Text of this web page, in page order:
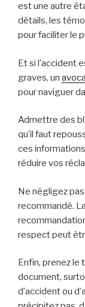
est une autre
détails, les
pour faciliter le
Et si l’accident
graves, un
pour naviguer
Admettre des
qu’il faut
ces
réduire vos
Ne négligez
recommandé.
respect peut
Enfin, prenez
document,
d’accident ou